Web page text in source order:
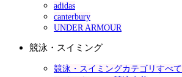
adidas
canterbury
UNDER ARMOUR
競泳・スイミング
競泳・スイミングカテゴリすべて